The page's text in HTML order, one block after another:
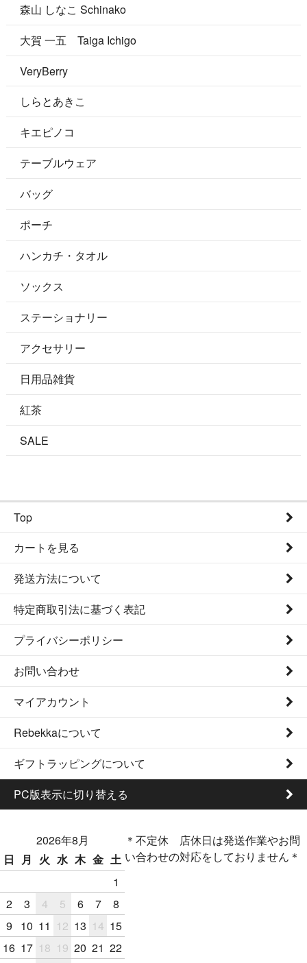
森山 しなこ Schinako
大賀 一五 Taiga Ichigo
VeryBerry
しらとあきこ
キエピノコ
テーブルウェア
バッグ
ポーチ
ハンカチ・タオル
ソックス
ステーショナリー
アクセサリー
日用品雑貨
紅茶
SALE
Top
カートを見る
発送方法について
特定商取引法に基づく表記
プライバシーポリシー
お問い合わせ
マイアカウント
Rebekkaについて
ギフトラッピングについて
PC版表示に切り替える
2026年8月
日
月 火 水 木 金 土
1
2
3 4 5 6 7
8
9
10 11 12 13 14 15
16 17 18 19 20 21 22
＊不定休 店休日は発送作業やお問
い合わせの対応をしておりません＊